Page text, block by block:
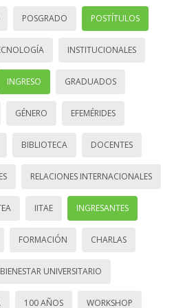
POSGRADO POSTÍTULOS
INSTITUCIONALES
INGRESO GRADUADOS
GÉNERO EFEMÉRIDES
BIBLIOTECA DOCENTES
RELACIONES INTERNACIONALES
IITAE INGRESANTES
FORMACIÓN CHARLAS
BIENESTAR UNIVERSITARIO
100 AÑOS WORKSHOP